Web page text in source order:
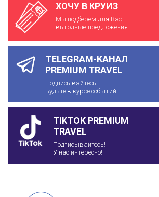
ХОЧУ В КРУИЗ
Мы подберем для Вас
выгодные предложения
TELEGRAM-КАНАЛ
PREMIUM TRAVEL
Подписывайтесь!
Будьте в курсе событий!
TIKTOK PREMIUM
TRAVEL
Подписывайтесь!
У нас интересно!